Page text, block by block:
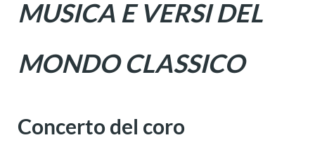
MUSICA E VERSI DEL
MONDO CLASSICO
Concerto del coro